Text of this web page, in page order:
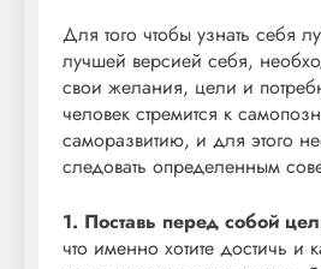
Для того чтобы узнать себя
лучшей версией себя,
свои желания, цели и
человек стремится к
саморазвитию, и для этого
следовать определенным
1. Поставь перед собой
что именно хотите достичь и